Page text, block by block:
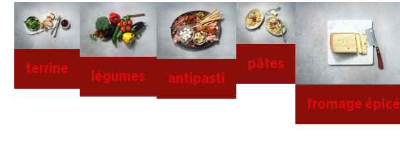
terrine
légumes antipasti
pâtes
fromage épicé